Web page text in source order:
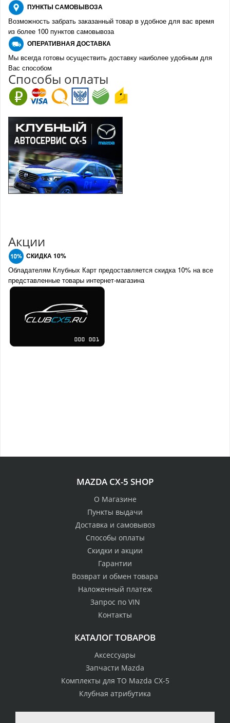
стоимости
Гарантия качества
ПУНКТЫ САМОВЫВОЗА
Возможность забрать заказанный товар в удобное для вас время
из более 100 пунктов самовывоза
ОПЕРАТИВНАЯ ДОСТАВКА
Мы всегда готовы осуществить доставку наиболее удобным для
Вас способом
Способы оплаты
Акции
СКИДКА 10%
Обладателям Клубных Карт предоставляется скидка 10% на все
представленные товары интернет-магазина
MAZDA CX-5 SHOP
О Магазине
Пункты выдачи
Доставка и самовывоз
Способы оплаты
Скидки и акции
Гарантии
Возврат и обмен товара
Наложенный платеж
Запрос по VIN
Контакты
КАТАЛОГ ТОВАРОВ
Аксессуары
Запчасти Mazda
Комплекты для ТО Mazda CX-5
Клубная атрибутика